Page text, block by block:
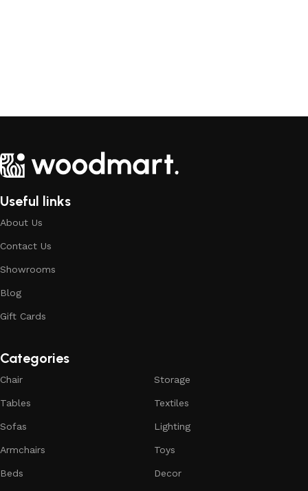
Useful links
About Us
Contact Us
Showrooms
Blog
Gift Cards
Categories
Chair
Tables
Sofas
Armchairs
Beds
Storage
Textiles
Lighting
Toys
Decor